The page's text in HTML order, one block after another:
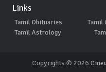
Links
Tamil Obituaries Tamil
Tamil Astrology
Copyrights © 2026